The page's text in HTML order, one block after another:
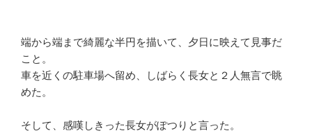
端から端まで綺麗な半円を描いて、夕日に映えて見事だ
こと。
車を近くの駐車場へ留め、しばらく長女と２人無言で眺
めた。
そして、感嘆しきった長女がぽつりと言った。